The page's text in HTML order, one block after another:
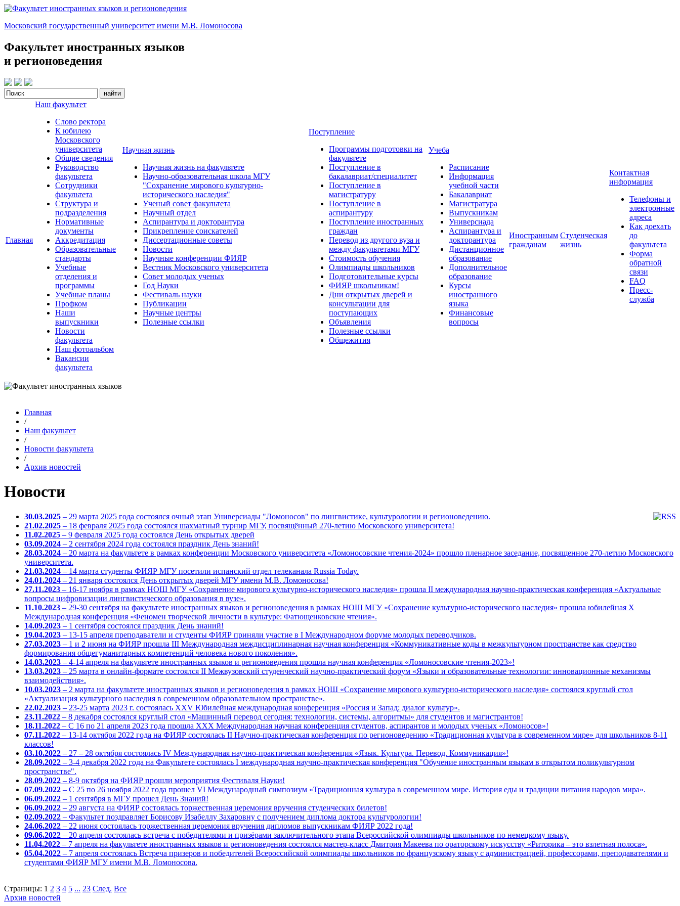
Московский государственный университет имени М.В. Ломоносова
Факультет иностранных языков
и регионоведения
Главная
Наш факультет
Слово ректора
К юбилею
Московского
университета
Общие сведения
Руководство
факультета
Сотрудники
факультета
Структура и
подразделения
Нормативные
документы
Аккредитация
Образовательные
стандарты
Учебные
отделения и
программы
Учебные планы
Профком
Наши
выпускники
Новости
факультета
Наш фотоальбом
Вакансии
факультета
Научная жизнь
Научная жизнь на факультете
Научно-образовательная школа МГУ
"Сохранение мирового культурно-
исторического наследия"
Ученый совет факультета
Научный отдел
Аспирантура и докторантура
Прикрепление соискателей
Диссертационные советы
Новости
Научные конференции ФИЯР
Вестник Московского университета
Совет молодых ученых
Год Науки
Фестиваль науки
Публикации
Научные центры
Полезные ссылки
Поступление
Программы подготовки на
факультете
Поступление в
бакалавриат/специалитет
Поступление в
магистратуру
Поступление в
аспирантуру
Поступление иностранных
граждан
Перевод из другого вуза и
между факультетами МГУ
Стоимость обучения
Олимпиады школьников
Подготовительные курсы
ФИЯР школьникам!
Дни открытых дверей и
консультации для
поступающих
Объявления
Полезные ссылки
Общежития
Учеба
Расписание
Информация
учебной части
Бакалавриат
Магистратура
Выпускникам
Универсиада
Аспирантура и
докторантура
Дистанционное
образование
Дополнительное
образование
Курсы
иностранного
языка
Финансовые
вопросы
Иностранным
гражданам
Студенческая
жизнь
Контактная
информация
Телефоны и
электронные
адреса
Как доехать
до
факультета
Форма
обратной
связи
FAQ
Пресс-
служба
Главная
/
Наш факультет
/
Новости факультета
/
Архив новостей
Новости
30.03.2025 – 29 марта 2025 года состоялся очный этап Универсиады "Ломоносов" по лингвистике, культурологии и регионоведению.
21.02.2025 – 18 февраля 2025 года состоялся шахматный турнир МГУ, посвящённый 270-летию Московского университета!
11.02.2025 – 9 февраля 2025 года состоялся День открытых дверей
03.09.2024 – 2 сентября 2024 года состоялся праздник День знаний!
28.03.2024 – 20 марта на факультете в рамках конференции Московского университета «Ломоносовские чтения-2024» прошло пленарное заседание, посвященное 270-летию Московского
университета.
21.03.2024 – 14 марта студенты ФИЯР МГУ посетили испанский отдел телеканала Russia Today.
24.01.2024 – 21 января состоялся День открытых дверей МГУ имени М.В. Ломоносова!
27.11.2023 – 16-17 ноября в рамках НОШ МГУ «Сохранение мирового культурно-исторического наследия» прошла II международная научно-практическая конференция «Актуальные
вопросы цифровизации лингвистического образования в вузе».
11.10.2023 – 29-30 сентября на факультете иностранных языков и регионоведения в рамках НОШ МГУ «Сохранение культурно-исторического наследия» прошла юбилейная X
Международная конференция «Феномен творческой личности в культуре: Фатющенковские чтения».
14.09.2023 – 1 сентября состоялся праздник День знаний!
19.04.2023 – 13-15 апреля преподаватели и студенты ФИЯР приняли участие в I Международном форуме молодых переводчиков.
27.03.2023 – 1 и 2 июня на ФИЯР прошла III Международная междисциплинарная научная конференция «Коммуникативные коды в межкультурном пространстве как средство
формирования общегуманитарных компетенций человека нового поколения».
14.03.2023 – 4-14 апреля на факультете иностранных языков и регионоведения прошла научная конференция «Ломоносовские чтения-2023»!
13.03.2023 – 25 марта в онлайн-формате состоялся II Межвузовский студенческий научно-практический форум «Языки и образовательные технологии: инновационные механизмы
взаимодействия».
10.03.2023 – 2 марта на факультете иностранных языков и регионоведения в рамках НОШ «Сохранение мирового культурно-исторического наследия» состоялся круглый стол
«Актуализация культурного наследия в современном образовательном пространстве».
22.02.2023 – 23-25 марта 2023 г. состоялась XXV Юбилейная международная конференция «Россия и Запад: диалог культур».
23.11.2022 – 8 декабря состоялся круглый стол «Машинный перевод сегодня: технологии, системы, алгоритмы» для студентов и магистрантов!
18.11.2022 – С 16 по 21 апреля 2023 года прошла XXX Международная научная конференция студентов, аспирантов и молодых ученых «Ломоносов»!
07.11.2022 – 13-14 октября 2022 года на ФИЯР состоялась II Научно-практическая конференция по регионоведению «Традиционная культура в современном мире» для школьников 8-11
классов!
03.10.2022 – 27 – 28 октября состоялась IV Международная научно-практическая конференция «Язык. Культура. Перевод. Коммуникация»!
28.09.2022 – 3-4 декабря 2022 года на Факультете состоялась I международная научно-практическая конференция "Обучение иностранным языкам в открытом поликультурном
пространстве".
28.09.2022 – 8-9 октября на ФИЯР прошли мероприятия Фестиваля Науки!
07.09.2022 – С 25 по 26 ноября 2022 года прошел VI Международный симпозиум «Традиционная культура в современном мире. История еды и традиции питания народов мира».
06.09.2022 – 1 сентября в МГУ прошел День Знаний!
06.09.2022 – 29 августа на ФИЯР состоялась торжественная церемония вручения студенческих билетов!
02.09.2022 – Факультет поздравляет Борисову Изабеллу Захаровну с получением диплома доктора культурологии!
24.06.2022 – 22 июня состоялась торжественная церемония вручения дипломов выпускникам ФИЯР 2022 года!
09.06.2022 – 20 апреля состоялась встреча с победителями и призёрами заключительного этапа Всероссийской олимпиады школьников по немецкому языку.
11.04.2022 – 7 апреля на факультете иностранных языков и регионоведения состоялся мастер-класс Дмитрия Макеева по ораторскому искусству «Риторика – это взлетная полоса».
05.04.2022 – 7 апреля состоялась Встреча призеров и победителей Всероссийской олимпиады школьников по французскому языку с администрацией, профессорами, преподавателями и
студентами ФИЯР МГУ имени М.В. Ломоносова.
Страницы: 1 2 3 4 5 ... 23 След. Все
Архив новостей